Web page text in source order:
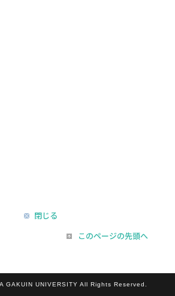
閉じる
このページの先頭へ
GAKUIN UNIVERSITY All Rights Reserved.